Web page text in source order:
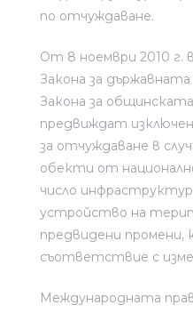
по отчуждаване.
От 8 ноември 2010 г.
Закона за
Закона за
предвиждат
за отчуждаване в
обекти от
число
устройство на
предвидени промени,
съответствие с
Международната